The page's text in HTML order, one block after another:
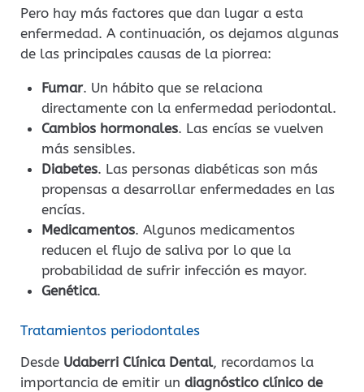
Pero hay más factores que dan lugar a esta
enfermedad. A continuación, os dejamos algunas
de las principales causas de la piorrea:
Fumar. Un hábito que se relaciona
directamente con la enfermedad periodontal.
Cambios hormonales. Las encías se vuelven
más sensibles.
Diabetes. Las personas diabéticas son más
propensas a desarrollar enfermedades en las
encías.
Medicamentos. Algunos medicamentos
reducen el flujo de saliva por lo que la
probabilidad de sufrir infección es mayor.
Genética.
Tratamientos periodontales
Desde Udaberri Clínica Dental, recordamos la
importancia de emitir un diagnóstico clínico de